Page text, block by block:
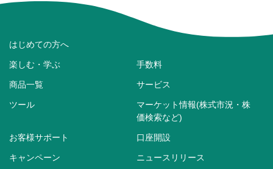
はじめての方へ
楽しむ・学ぶ 手数料
商品一覧 サービス
ツール
マーケット情報(株式市況・株
価検索など)
お客様サポート 口座開設
キャンペーン ニュースリリース